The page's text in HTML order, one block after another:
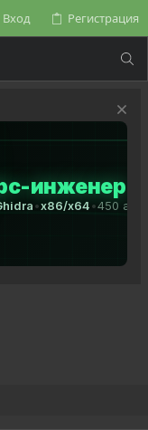
Вход Регистрация